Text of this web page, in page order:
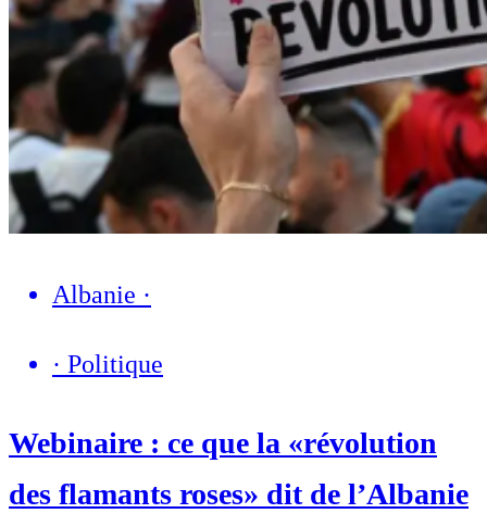
Albanie ·
· Politique
Webinaire : ce que la «révolution
des flamants roses» dit de l’Albanie